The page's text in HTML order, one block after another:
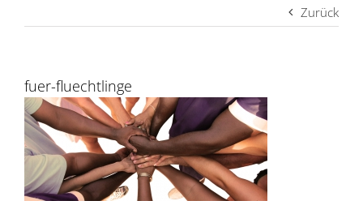
Zurück
fuer-fluechtlinge